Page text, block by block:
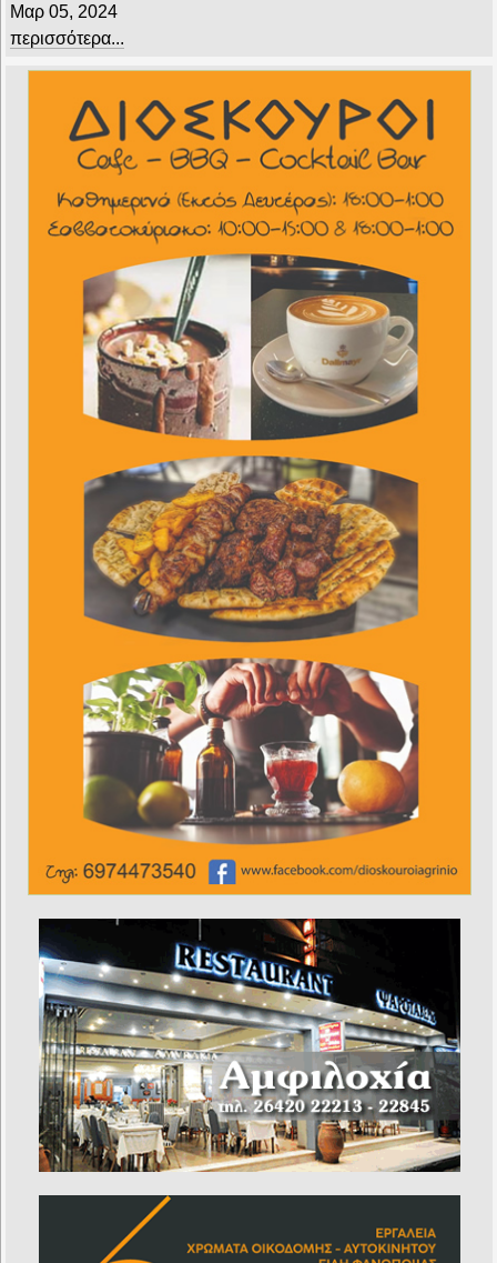
Μαρ 05, 2024
περισσότερα...